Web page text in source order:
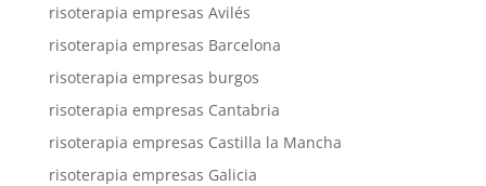
risoterapia empresas Avilés
risoterapia empresas Barcelona
risoterapia empresas burgos
risoterapia empresas Cantabria
risoterapia empresas Castilla la Mancha
risoterapia empresas Galicia